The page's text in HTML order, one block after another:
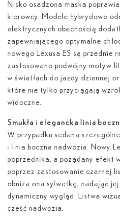
Nisko osadzona maska
kierowcy. Modele hybrydowe
elektrycznych obecnością
zapewniającego optymalne
nowego Lexusa ES są przednie
zastosowano podwójny motyw
w światłach do jazdy dziennej
które nie tylko przyciągają
widoczne.
Smukła i elegancka linia
W przypadku sedana
i linia boczna nadwozia. Nowy
poprzednika, a pożądany efekt
poprzez zastosowanie czarnej
obniża ona sylwetkę, nadając
dynamiczny wygląd. Listwa
część nadwozia.